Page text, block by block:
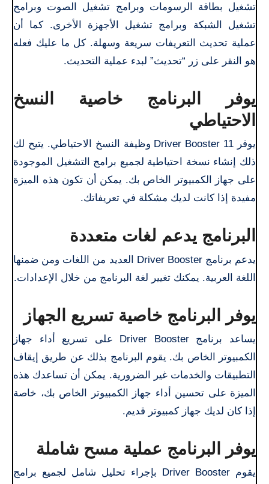
تشغيل بطاقة الرسومات وبرامج تشغيل الصوت وبرامج
تشغيل الشبكة وبرامج تشغيل الأجهزة الأخرى. كما أن
عملية تحديث التعريفات سريعة وسهلة. كل ما عليك فعله
هو النقر على زر “تحديث” لبدء عملية التحديث.
يوفر البرنامج خاصية النسخ
الاحتياطي
يوفر Driver Booster 11 وظيفة النسخ الاحتياطي. يتيح لك
ذلك إنشاء نسخة احتياطية لجميع برامج التشغيل الموجودة
على جهاز الكمبيوتر الخاص بك. يمكن أن تكون هذه الميزة
مفيدة إذا كانت لديك مشكلة في تعريفاتك.
البرنامج يدعم لغات متعددة
يدعم برنامج Driver Booster العديد من اللغات ومن ضمنها
اللغة العربية. يمكنك تغيير لغة البرنامج من خلال الإعدادات.
يوفر البرنامج خاصية تسريع الجهاز
يساعد برنامج Driver Booster على تسريع أداء جهاز
الكمبيوتر الخاص بك. يقوم البرنامج بذلك عن طريق إيقاف
التطبيقات والخدمات غير الضرورية. يمكن أن تساعدك هذه
الميزة على تحسين أداء جهاز الكمبيوتر الخاص بك، خاصة
إذا كان لديك جهاز كمبيوتر قديم.
يوفر البرنامج عملية مسح شاملة
يقوم Driver Booster بإجراء تحليل شامل لجميع برامج